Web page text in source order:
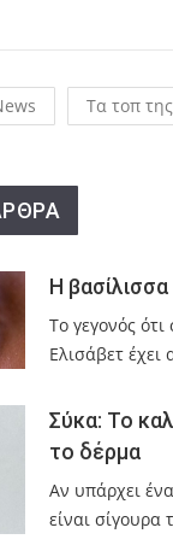
Τα τοπ
Η
Το γεγονός
Ελισάβετ έχει
Σύκα: Το
το δέρμα
Αν υπάρχει
είναι σίγουρα